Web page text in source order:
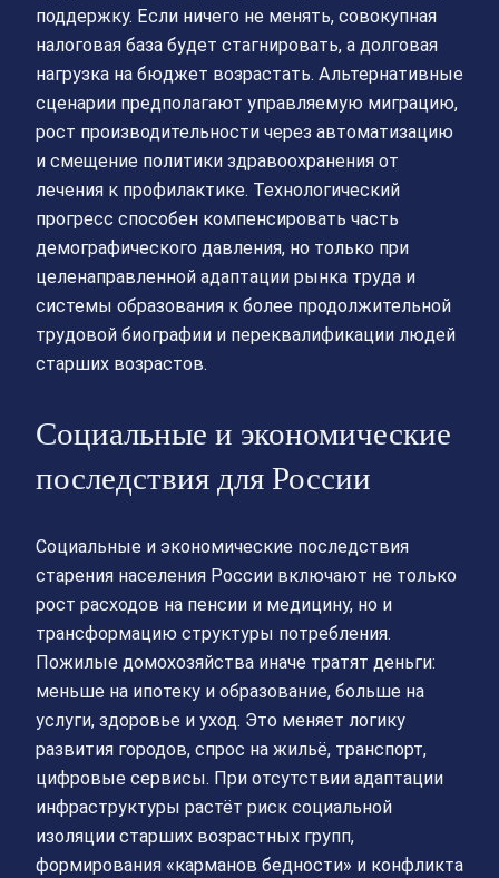
поддержку. Если ничего не менять, совокупная
налоговая база будет стагнировать, а долговая
нагрузка на бюджет возрастать. Альтернативные
сценарии предполагают управляемую миграцию,
рост производительности через автоматизацию
и смещение политики здравоохранения от
лечения к профилактике. Технологический
прогресс способен компенсировать часть
демографического давления, но только при
целенаправленной адаптации рынка труда и
системы образования к более продолжительной
трудовой биографии и переквалификации людей
старших возрастов.
Социальные и экономические
последствия для России
Социальные и экономические последствия
старения населения России включают не только
рост расходов на пенсии и медицину, но и
трансформацию структуры потребления.
Пожилые домохозяйства иначе тратят деньги:
меньше на ипотеку и образование, больше на
услуги, здоровье и уход. Это меняет логику
развития городов, спрос на жильё, транспорт,
цифровые сервисы. При отсутствии адаптации
инфраструктуры растёт риск социальной
изоляции старших возрастных групп,
формирования «карманов бедности» и конфликта